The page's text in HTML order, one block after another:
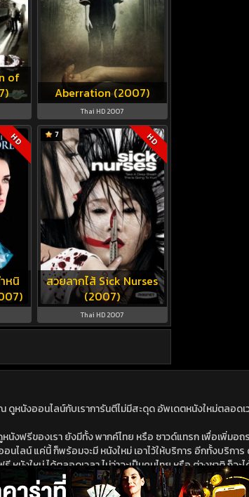
of
Aberration (2007)
Thai HD 2007
หนิ
HD
สวยลากไส้ Sick Nurses
(2007)
7 HD
Thai HD 2007
นังออนไลน์กับเราการันตีไม่มีสะดุด อัพเดตหนังใหม่ตลอดเ
งฟรีของเรา ยังมีทั้ง พากค์ไทย หรือ ซาวด์แทรก เพื่อเพิ่มอถ
ไลน์ แค่นี้ ก็พร้อมจะมี หนังใหม่ เอาไว้ให้บริการ อีกทั้งบริกา
งใหม่ ได้ตลอดเวลา ไม่ว่าจะเป็นคนไทย หรือ ต่างชาติ ก็จะ
หม่ชนโรง หรือ หนังใหม่ เพิ่งออก หนังออนไลน์ เราก็พร้อมจะ